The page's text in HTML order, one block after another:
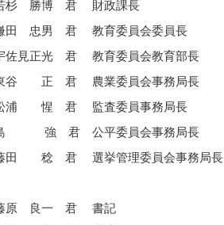
杉 勝博 君 財政課長
田 忠男 君 教育委員会委員長
佐見正光 君 教育委員会教育部長
谷 正 君 農業委員会事務局長
浦 惺 君 監査委員事務局長
強 君 公平委員会事務局長
田 稔 君 選挙管理委員会事務局長
原 良一 君 書記